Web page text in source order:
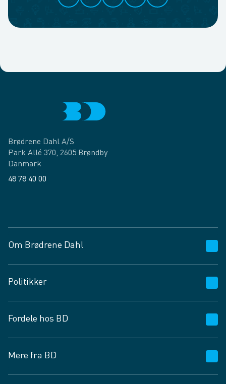
Brødrene Dahl A/S
Park Allé 370, 2605 Brøndby
Danmark
48 78 40 00
Om Brødrene Dahl
Vagttelefon 30 10 89 89
Spørgsmål og svar
Job og karriere
Fødevarekontrolrapport
Politikker
Privatlivspolitik
Cookies
Vilkår og betingelser
Fordele hos BD
BD app
BD.dk services
Mere fra BD